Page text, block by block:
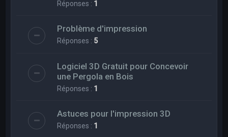
Réponses : 1
Problème d'impression
Réponses : 5
Logiciel 3D Gratuit pour Concevoir
une Pergola en Bois
Réponses : 1
Astuces pour l'impression 3D
Réponses : 1